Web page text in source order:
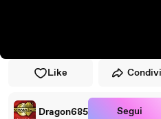
Like
Dragon685 Segui